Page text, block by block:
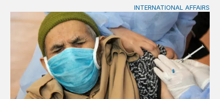
مرور سنة على جائحة فيروس كورونا المستجدّ في الشرق الأوسط
INTERNATIONAL AFFAIRS